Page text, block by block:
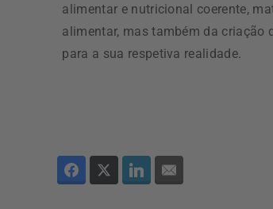
alimentar e nutricional coerente,
alimentar, mas também da criação
para a sua respetiva realidade.